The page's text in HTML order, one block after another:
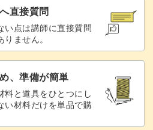
直接質問
い点は講師に直接質問
ません。
、準備が簡単
料と道具をひとつにし
い材料だけを単品で購